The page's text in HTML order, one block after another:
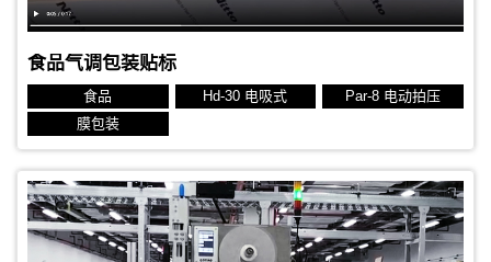
食品气调包装贴标
食品 Hd-30 电吸式
Par-8 电动拍压
膜包装